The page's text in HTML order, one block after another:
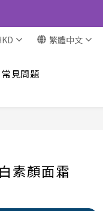
繁體中文
常見問題
素顏面霜